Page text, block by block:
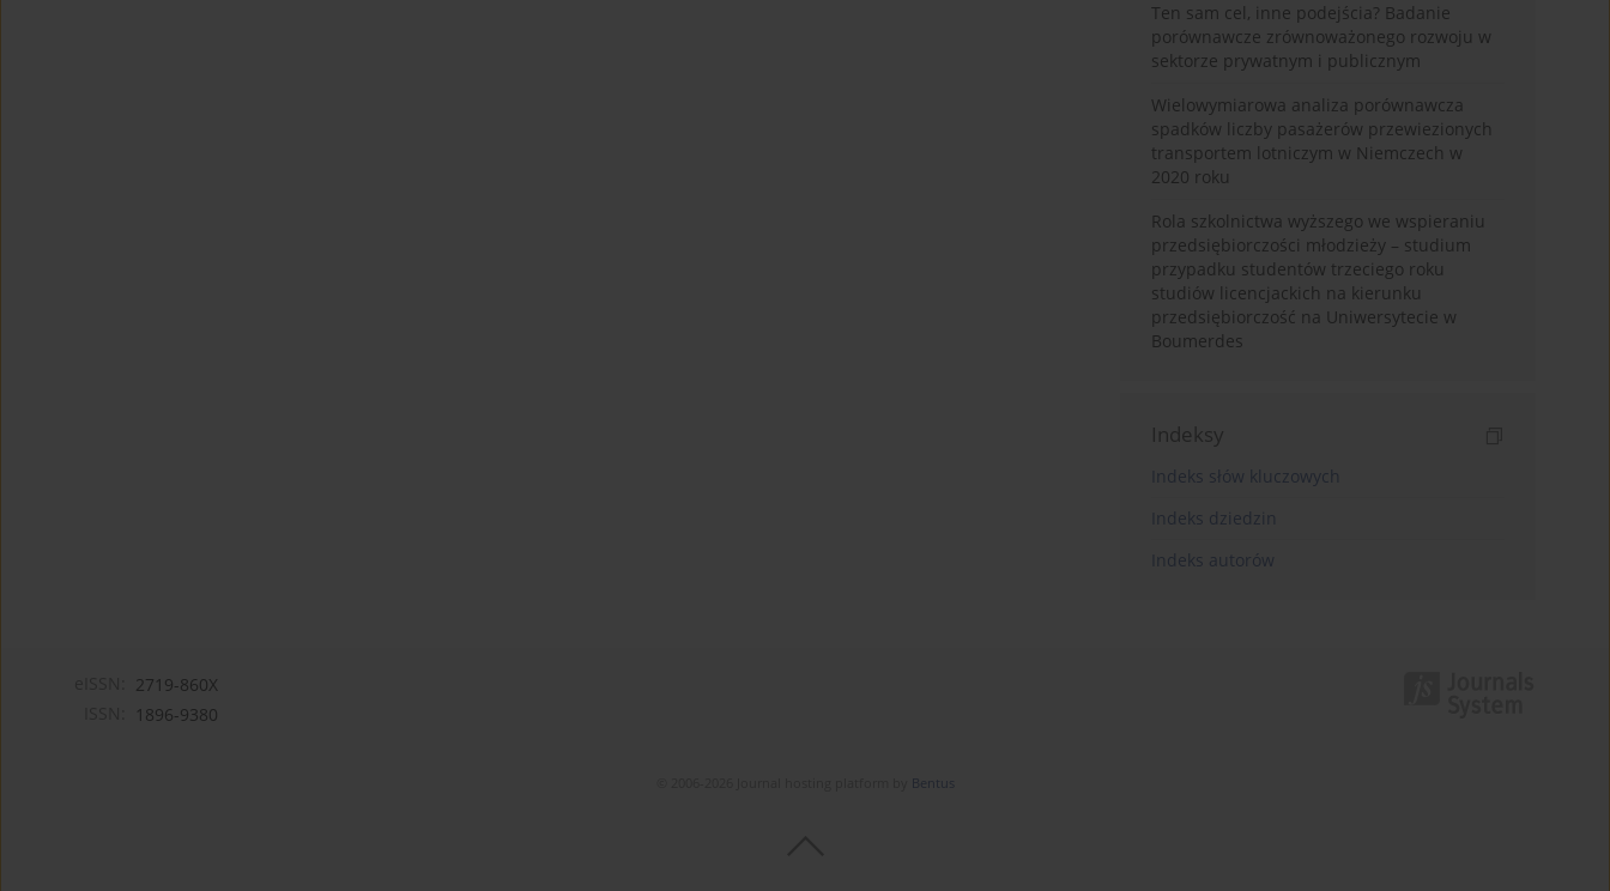
Ten sam cel, inne podejścia? Badanie
porównawcze zrównoważonego rozwoju w
sektorze prywatnym i publicznym
Wielowymiarowa analiza porównawcza
spadków liczby pasażerów przewiezionych
transportem lotniczym w Niemczech w
2020 roku
Rola szkolnictwa wyższego we wspieraniu
przedsiębiorczości młodzieży – studium
przypadku studentów trzeciego roku
studiów licencjackich na kierunku
przedsiębiorczość na Uniwersytecie w
Boumerdes
Indeksy
Indeks słów kluczowych
Indeks dziedzin
Indeks autorów
2719-860X
1896-9380
Bentus